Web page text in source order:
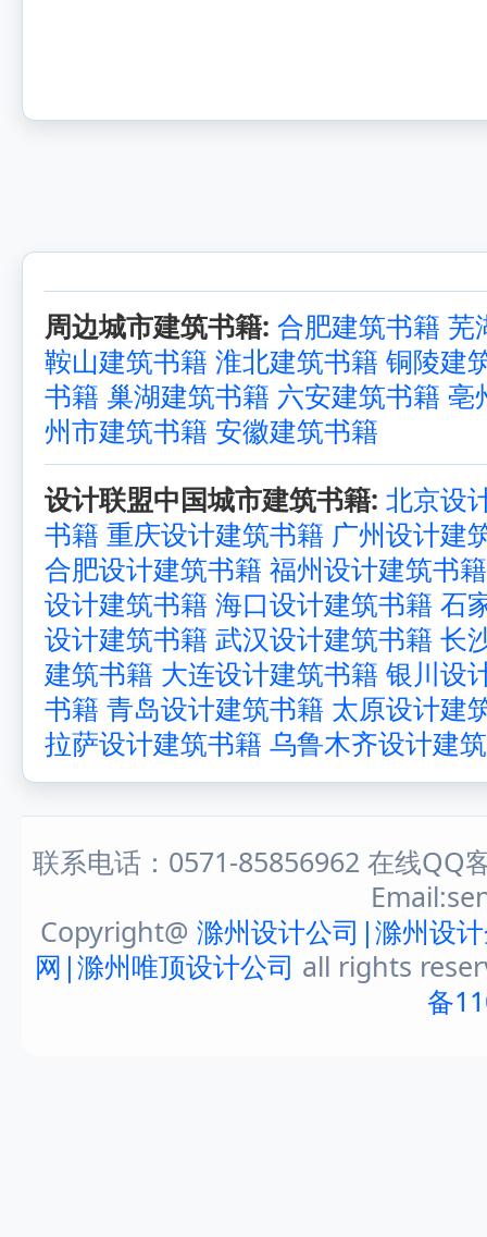
周边城市建筑书籍: 合肥建筑书籍 芜
鞍山建筑书籍 淮北建筑书籍 铜陵建
书籍 巢湖建筑书籍 六安建筑书籍 亳
州市建筑书籍 安徽建筑书籍
设计联盟中国城市建筑书籍: 北京设
书籍 重庆设计建筑书籍 广州设计建
合肥设计建筑书籍 福州设计建筑书籍
设计建筑书籍 海口设计建筑书籍 石
设计建筑书籍 武汉设计建筑书籍 长
建筑书籍 大连设计建筑书籍 银川设
书籍 青岛设计建筑书籍 太原设计建
拉萨设计建筑书籍 乌鲁木齐设计建
联系电话：0571-85856962 在线QQ
Copyright@ 滁州设计公司|滁州设
网|滁州唯顶设计公司 all rights
备